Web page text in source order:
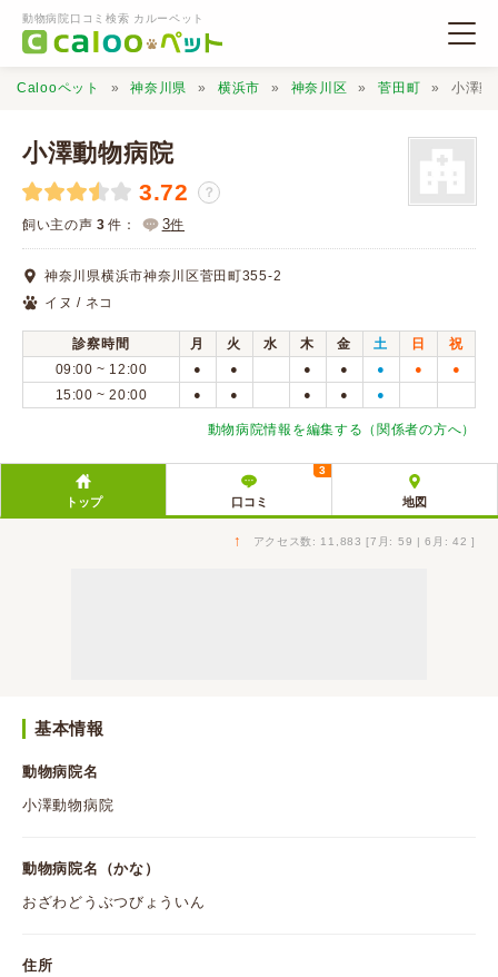
動物病院口コミ検索 カルーペット
動物病院検索
口コミ検索
Calooペットとは？
Calooペット 神奈川県 横浜市 神奈川区 菅田町 小澤動
小澤動物病院
3.72 ？
飼い主の声 3 件： 3件
神奈川県横浜市神奈川区菅田町355-2
イヌ / ネコ
診察時間 月 火 水 木 金 土 日
祝
09:00 ~ 12:00
● ● ● ● ● ● ●
15:00 ~ 20:00 ● ● ● ● ●
動物病院情報を編集する（関係者の方へ）
トップ 口コミ
3
地図
↑ アクセス数: 11,883 [7月: 59 | 6月: 42 ]
基本情報
動物病院名
小澤動物病院
動物病院名（かな）
おざわどうぶつびょういん
住所